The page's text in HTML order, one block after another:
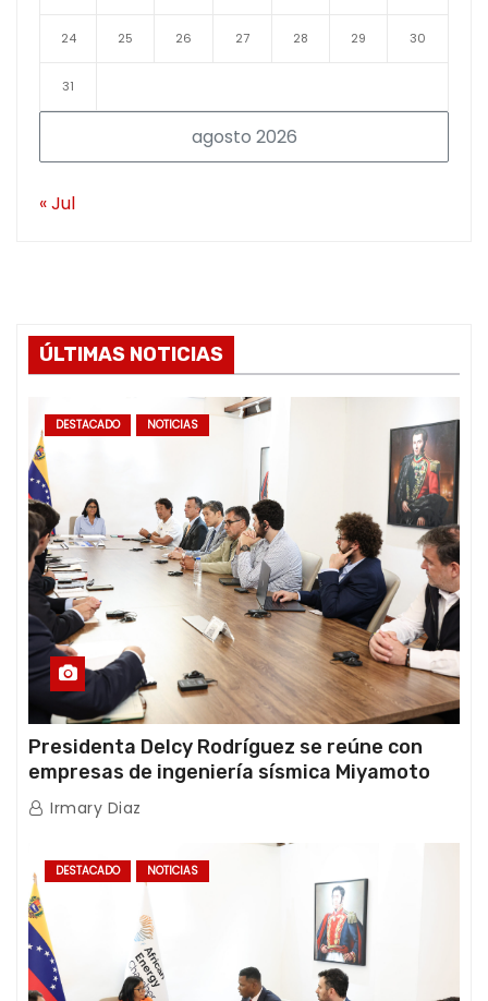
agosto 2026
24 25 26 27 28 29 30
31
« Jul
ÚLTIMAS NOTICIAS
DESTACADO NOTICIAS
Presidenta Delcy Rodríguez se reúne con
empresas de ingeniería sísmica Miyamoto
International y TFI Solutions
Irmary Diaz
DESTACADO NOTICIAS